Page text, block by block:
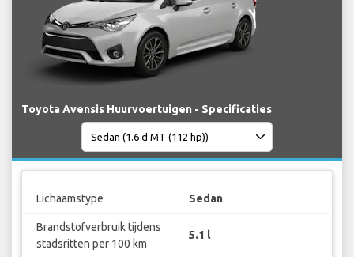
Toyota Avensis Huurvoertuigen - Specificaties
Lichaamstype Sedan
Brandstofverbruik tijdens
stadsritten per 100 km
5.1 l